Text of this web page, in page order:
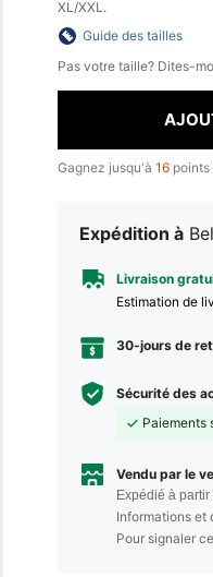
XL/XXL.
Guide des tailles
Pas votre taille? Dites-
Gagnez jusqu'à 16 points
Expédition à
Livraison
Estimation de
30-jours de
Sécurité des
Paiements
Vendu par le
Expédié à partir
Informations et
Pour signaler